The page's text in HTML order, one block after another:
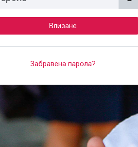
Влизане
Забравена парола?